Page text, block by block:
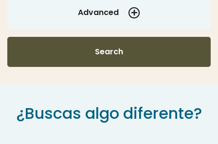
Advanced
Search
¿Buscas algo diferente?